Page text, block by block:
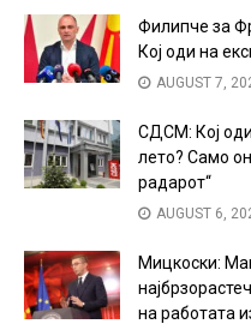
Филипче за
Кој оди на
AUGUST 7,
СДСМ: Кој оди
лето? Само
радарот“
AUGUST 6,
Мицкоски:
на работата